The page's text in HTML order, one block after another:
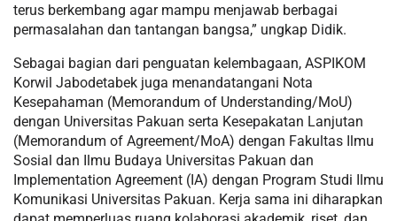
terus berkembang agar mampu menjawab berbagai
permasalahan dan tantangan bangsa,” ungkap Didik.
Sebagai bagian dari penguatan kelembagaan, ASPIKOM
Korwil Jabodetabek juga menandatangani Nota
Kesepahaman (Memorandum of Understanding/MoU)
dengan Universitas Pakuan serta Kesepakatan Lanjutan
(Memorandum of Agreement/MoA) dengan Fakultas Ilmu
Sosial dan Ilmu Budaya Universitas Pakuan dan
Implementation Agreement (IA) dengan Program Studi Ilmu
Komunikasi Universitas Pakuan. Kerja sama ini diharapkan